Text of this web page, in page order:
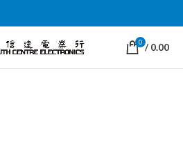
0 / 0.00